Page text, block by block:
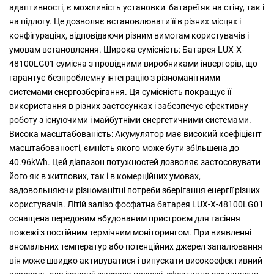
адаптивності, є можливість установки батареї як на стіну, так і
на підлогу. Це дозволяє встановлювати її в різних місцях і
конфігураціях, відповідаючи різним вимогам користувачів і
умовам встановлення. Широка сумісність: Батарея LUX-X-
48100LG01 сумісна з провідними виробниками інверторів, що
гарантує безпроблемну інтеграцію з різноманітними
системами енергозберігання. Ця сумісність покращує її
використання в різних застосунках і забезпечує ефективну
роботу з існуючими і майбутніми енергетичними системами.
Висока масштабованість: Акумулятор має високий коефіцієнт
масштабованості, ємність якого може бути збільшена до
40.96kWh. Цей діапазон потужностей дозволяє застосовувати
його як в житлових, так і в комерційних умовах,
задовольняючи різноманітні потреби зберігання енергії різних
користувачів. Літій залізо фосфатна батарея LUX-X-48100LG01
оснащена передовим вбудованим пристроєм для гасіння
пожежі з постійним термічним моніторингом. При виявленні
аномальних температур або потенційних джерел запалювання
він може швидко активуватися і випускати високоефективний